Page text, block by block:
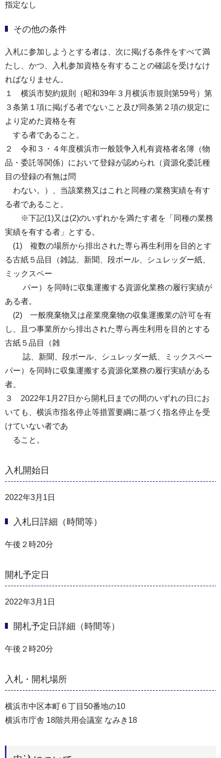
指定なし
その他の条件
入札に参加しようとする者は、次に掲げる条件をすべて満
たし、かつ、入札参加資格を有することの確認を受けなけ
ればなりません。
１ 横浜市契約規則（昭和39年３月横浜市規則第59号）第
３条第１項に掲げる者でないこと及び同条第２項の規定に
より定めた資格を有
する者であること。
２ 令和３・４年度横浜市一般競争入札有資格者名簿（物
品・委託等関係）において登録が認められ（資源化委託種
目の登録の有無は問
わない。）、当該業務又はこれと同種の業務実績を有す
る者であること。
※下記(1)又は(2)のいずれかを満たす者を「同種の業務
実績を有する者」とする。
(1) 複数の場所から排出された専ら再生利用を目的とす
る古紙５品目（雑誌、新聞、段ボール、シュレッダー紙、
ミックスペー
パー）を同時に収集運搬する資源化業務の履行実績が
ある者。
(2) 一般廃棄物又は産業廃棄物の収集運搬業の許可を有
し、且つ事業所から排出された専ら再生利用を目的とする
古紙５品目（雑
誌、新聞、段ボール、シュレッダー紙、ミックスペー
パー）を同時に収集運搬する資源化業務の履行実績がある
者。
３ 2022年1月27日から開札日までの間のいずれの日にお
いても、横浜市指名停止等措置要綱に基づく指名停止を受
けていない者であ
ること。
入札開始日
2022年3月1日
入札日詳細（時間等）
午後２時20分
開札予定日
2022年3月1日
開札予定日詳細（時間等）
午後２時20分
入札・開札場所
横浜市中区本町６丁目50番地の10
横浜市庁舎 18階共用会議室 なみき18